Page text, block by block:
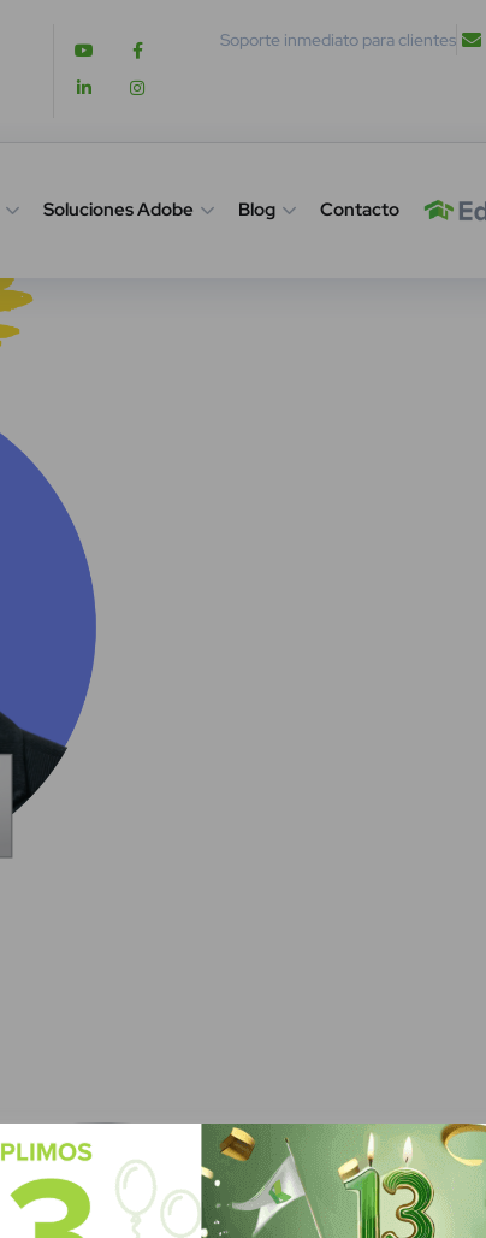
Soporte inmediato para clientes
Soluciones Adobe Blog Contacto